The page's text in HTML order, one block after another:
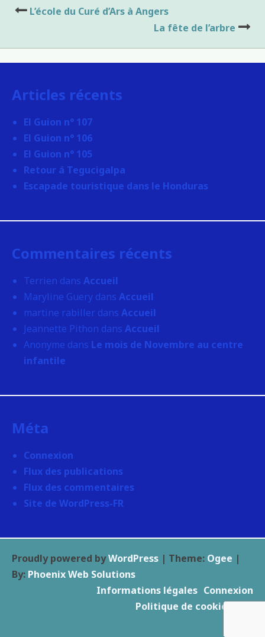
Navigation
L’école du Curé d’Ars à Angers
La fête de l’arbre
Articles récents
El Guion n° 107
El Guion n° 106
El Guion n° 105
Retour á Tegucigalpa
Escapade touristique dans le Honduras
Commentaires récents
Terrien dans Accueil
Maryline Guery dans Accueil
martine rabiller dans Accueil
Jeannette Pithon dans Accueil
Anonyme dans Le mois de Novembre au centre
infantile
Méta
Connexion
Flux des publications
Flux des commentaires
Site de WordPress-FR
Proudly powered byWordPress | Theme: Ogee |
By: Phoenix Web Solutions
Connexion
Informations légales
Politique de cookies (UE)